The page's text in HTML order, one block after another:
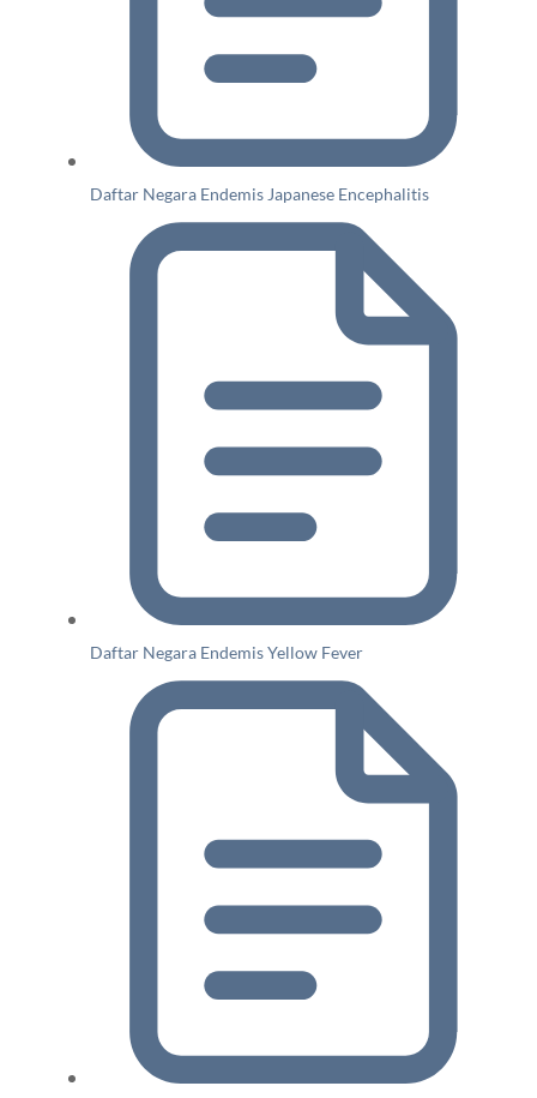
Daftar Negara Endemis Japanese Encephalitis
Daftar Negara Endemis Yellow Fever